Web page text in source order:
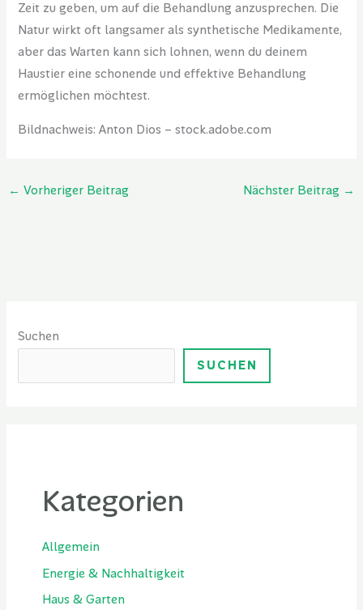
Zeit zu geben, um auf die Behandlung anzusprechen. Die
Natur wirkt oft langsamer als synthetische Medikamente,
aber das Warten kann sich lohnen, wenn du deinem
Haustier eine schonende und effektive Behandlung
ermöglichen möchtest.
Bildnachweis:Anton Dios – stock.adobe.com
← Vorheriger Beitrag Nächster Beitrag →
Suchen
SUCHEN
Kategorien
Allgemein
Energie & Nachhaltigkeit
Haus & Garten